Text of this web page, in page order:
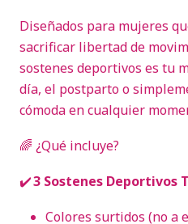
Diseñados para mujeres
sacrificar libertad de
sostenes deportivos es tu
día, el postparto o
cómoda en cualquier
🌈 ¿Qué incluye?
✔️3 Sostenes Deportivos
Colores surtidos (no a